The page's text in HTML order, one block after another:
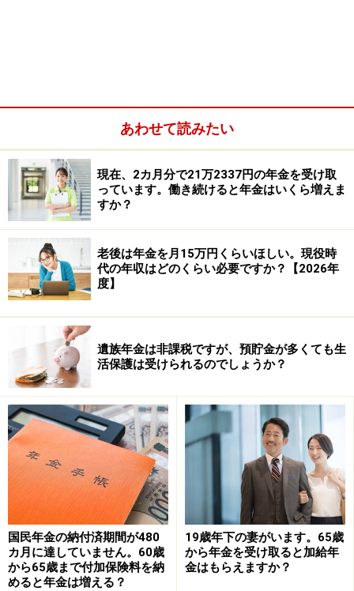
期間を除いて考えると、仮に相談者が18歳から64歳過ぎ
まで、厚生年金に加入して働く場合、44年（528カ月）
もの長期間、厚生年金に入っていることになります。
昭和40年（1965年）生まれで、現在57歳とのことなの
で、もし相談者が女性なら、「特別支給の老齢厚生年
金」が支給される世代に当たります。さらに、先述のと
おり、44年以上厚生年金に加入することになれば、「長
期特例の特別支給老齢厚生年金」の対象になります。
「長期特例の特別支給老齢厚生年金」とは、「特別支給
の老齢厚生年金」の一種で、44年以上という長期間、厚
生年金に加入して働いた人が退職後に優遇された年金を
あわせて読みたい
現在、2カ月分で21万2337円の年金を受け取
っています。働き続けると年金はいくら増えま
すか？
老後は年金を月15万円くらいほしい。現役時
代の年収はどのくらい必要ですか？【2026年
度】
遺族年金は非課税ですが、預貯金が多くても生
活保護は受けられるのでしょうか？
国民年金の納付済期間が480
カ月に達していません。60歳
から65歳まで付加保険料を納
めると年金は増える？
19歳年下の妻がいます。65歳
から年金を受け取ると加給年
金はもらえますか？